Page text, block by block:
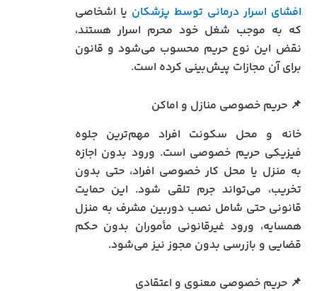
افشای اسرار درمانی توسط پزشکان یا اشخاصی
که به موجب شغل خود محرم اسرار هستند،
نقض این نوع حریم محسوب می‌شود و قانون
برای آن مجازات پیش‌بینی کرده است.
📌 حریم خصوصی منازل و اماکن
خانه و محل سکونت افراد مهم‌ترین جلوه
فیزیکی حریم خصوصی است. ورود بدون اجازه
به منزل یا محل کار خصوصی افراد، حتی بدون
تخریب، می‌تواند جرم تلقی شود. این حمایت
قانونی حتی شامل نصب دوربین مشرف به منزل
همسایه، ورود غیرقانونی مأموران بدون حکم
قضایی و بازرسی بدون مجوز نیز می‌شود.
📌 حریم خصوصی معنوی و اعتقادی